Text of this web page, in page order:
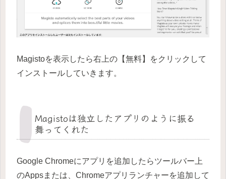
Magistoを表示したら右上の【無料】をクリックして
インストールしていきます。
Magistoは独立したアプリのように振る
舞ってくれた
Google Chromeにアプリを追加したらツールバー上
のAppsまたは、Chromeアプリランチャーを追加して